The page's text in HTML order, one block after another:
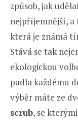
způsob, jak
nejpříjemnější, a
která je známá
Stává se tak
ekologickou
padla každému
výběr máte ze
scrub, se